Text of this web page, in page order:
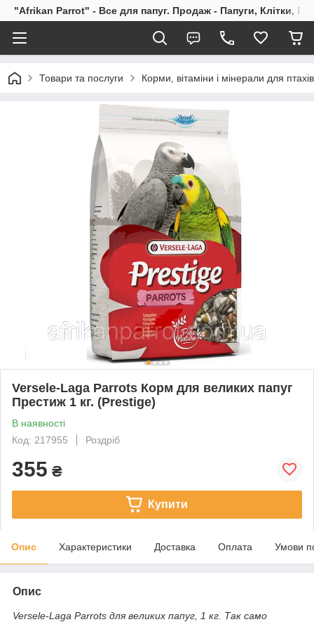
"Afrikan Parrot" - Все для папуг. Продаж - Папуги, Клітки,
Товари та послуги Корми, вітаміни і мінерали для
Versele-Laga Parrots Корм для великих папуг
Престиж 1 кг. (Prestige)
В наявності
Код: 217955
Роздріб
355 ₴
Купити
Опис Характеристики Доставка Оплата Умови
Опис
Versele-Laga Parrots для великих папуг, 1 кг. Так само